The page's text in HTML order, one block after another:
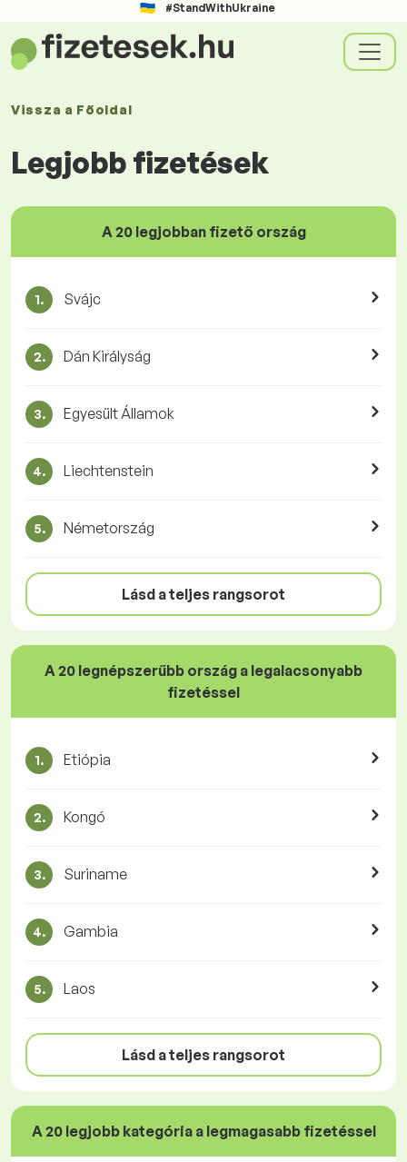
#StandWithUkraine
Vissza a Főoldal
Legjobb fizetések
A 20 legjobban fizető ország
1. Svájc
2. Dán Királyság
3. Egyesült Államok
4. Liechtenstein
5. Németország
Lásd a teljes rangsorot
A 20 legnépszerűbb ország a legalacsonyabb
fizetéssel
1. Etiópia
2. Kongó
3. Suriname
4. Gambia
5. Laos
Lásd a teljes rangsorot
A 20 legjobb kategória a legmagasabb fizetéssel